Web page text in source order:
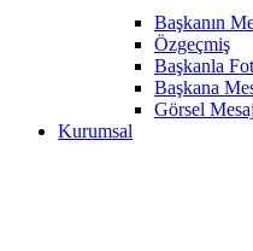
Başkanın
Özgeçmiş
Başkanla
Başkana
Görsel Mesaj
Kurumsal